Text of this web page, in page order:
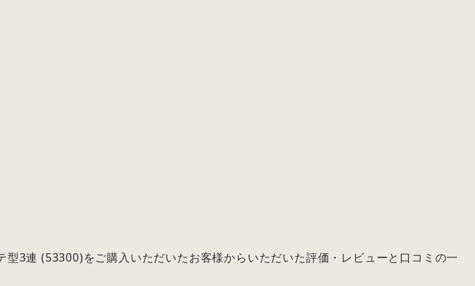
3連 (53300)をご購入いただいたお客様からいただいた評価・レビューと口コミの一